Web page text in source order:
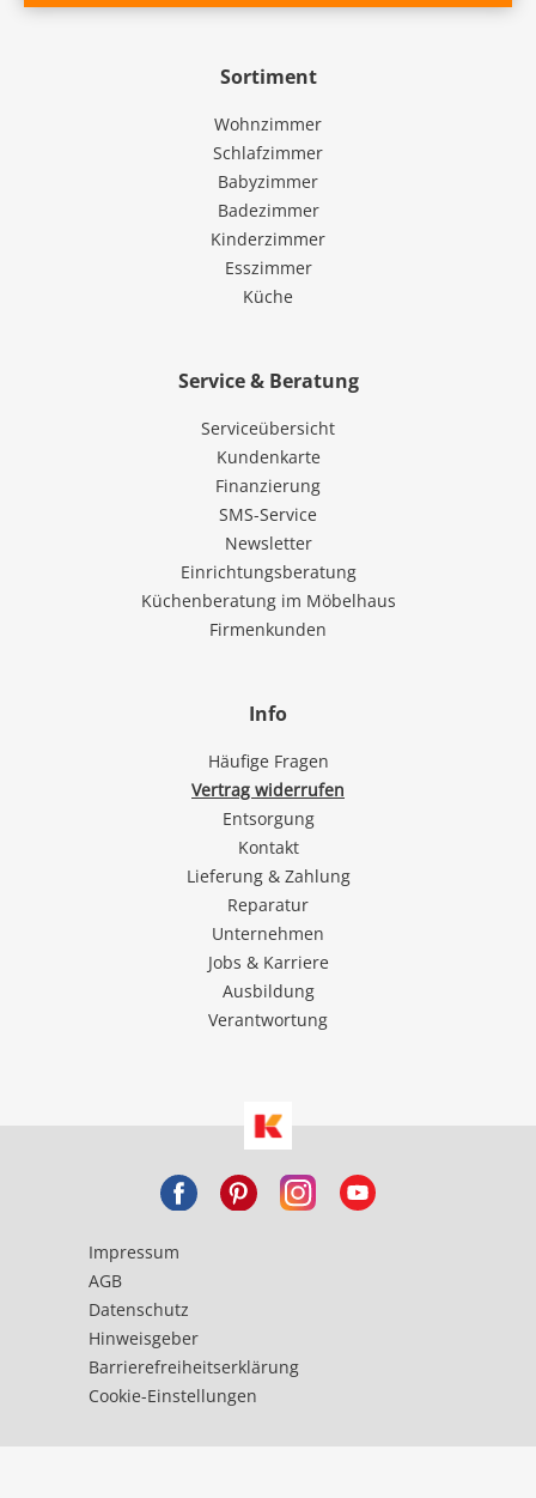
Sortiment
Wohnzimmer
Schlafzimmer
Babyzimmer
Badezimmer
Kinderzimmer
Esszimmer
Küche
Service & Beratung
Serviceübersicht
Kundenkarte
Finanzierung
SMS-Service
Newsletter
Einrichtungsberatung
Küchenberatung im Möbelhaus
Firmenkunden
Info
Häufige Fragen
Vertrag widerrufen
Entsorgung
Kontakt
Lieferung & Zahlung
Reparatur
Unternehmen
Jobs & Karriere
Ausbildung
Verantwortung
Impressum
AGB
Datenschutz
Hinweisgeber
Barrierefreiheitserklärung
Cookie-Einstellungen